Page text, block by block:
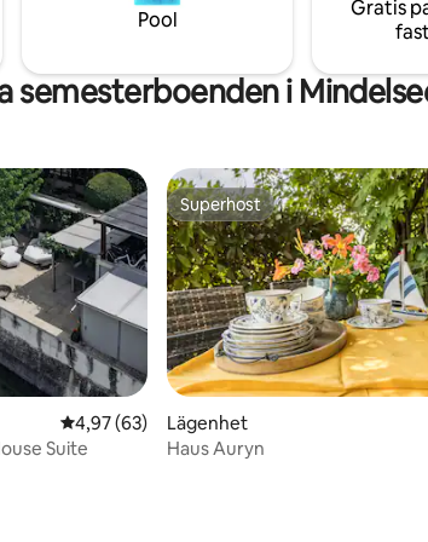
Wi-Fi
unforgettable. 🌿✨
Pool
Gratis
semesterboenden i
4,97 av 5 i genomsnittligt betyg, 63
4,97 (63)
Suite
Superhost
Superhost
Lägenhet
Haus Auryn